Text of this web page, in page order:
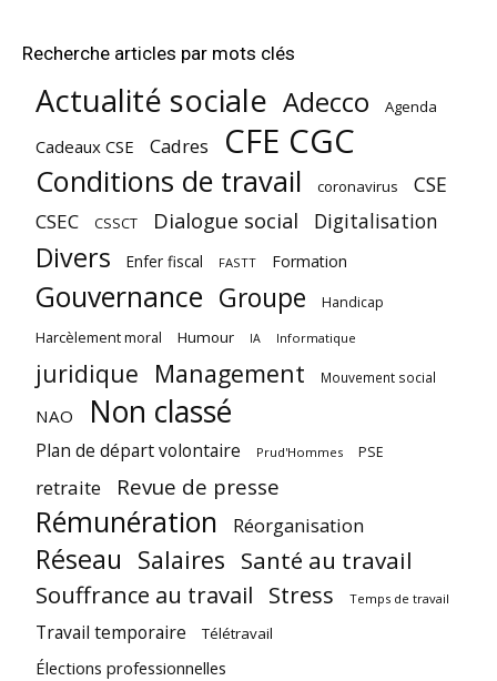
Recherche articles par mots clés
Actualité sociale Adecco Agenda
Cadeaux CSE Cadres CFE CGC
Conditions de travail coronavirus CSE
CSEC CSSCT Dialogue social Digitalisation
Divers Enfer fiscal FASTT Formation
Gouvernance Groupe Handicap
Harcèlement moral Humour IA Informatique
juridique Management Mouvement social
NAO Non classé
Plan de départ volontaire Prud'Hommes PSE
retraite Revue de presse
Rémunération Réorganisation
Réseau Salaires Santé au travail
Souffrance au travail Stress Temps de travail
Travail temporaire Télétravail
Élections professionnelles